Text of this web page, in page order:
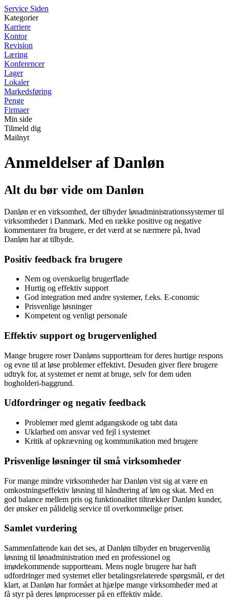
Service Siden
Kategorier
Karriere
Kontor
Revision
Læring
Konferencer
Lager
Lokaler
Markedsføring
Penge
Firmaer
Min side
Tilmeld dig
Mailnyt
Anmeldelser af Danløn
Alt du bør vide om Danløn
Danløn er en virksomhed, der tilbyder lønadministrationssystemer til
virksomheder i Danmark. Med en række positive og negative
kommentarer fra brugere, er det værd at se nærmere på, hvad
Danløn har at tilbyde.
Positiv feedback fra brugere
Nem og overskuelig brugerflade
Hurtig og effektiv support
God integration med andre systemer, f.eks. E-conomic
Prisvenlige løsninger
Kompetent og venligt personale
Effektiv support og brugervenlighed
Mange brugere roser Danløns supportteam for deres hurtige respons
og evne til at løse problemer effektivt. Desuden giver flere brugere
udtryk for, at systemet er nemt at bruge, selv for dem uden
bogholderi-baggrund.
Udfordringer og negativ feedback
Problemer med glemt adgangskode og tabt data
Uklarhed om ansvar ved fejl i systemet
Kritik af opkrævning og kommunikation med brugere
Prisvenlige løsninger til små virksomheder
For mange mindre virksomheder har Danløn vist sig at være en
omkostningseffektiv løsning til håndtering af løn og skat. Med en
god balance mellem pris og funktionalitet tiltrækker Danløn kunder,
der ønsker en pålidelig service til overkommelige priser.
Samlet vurdering
Sammenfattende kan det ses, at Danløn tilbyder en brugervenlig
løsning til lønadministration med en professionel og
imødekommende supportteam. Mens nogle brugere har haft
udfordringer med systemet eller betalingsrelaterede spørgsmål, er det
klart, at Danløn har formået at hjælpe mange virksomheder med at
få styr på deres lønprocesser på en effektiv måde.